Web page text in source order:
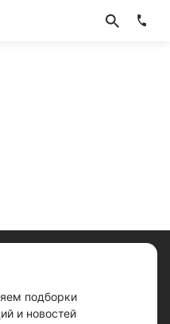
подборки
и новостей